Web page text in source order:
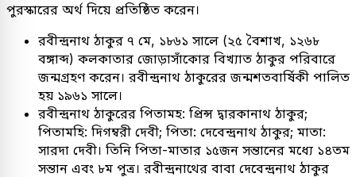
পুরস্কারের অর্থ দিয়ে প্রতিষ্ঠিত করেন।
রবীন্দ্রনাথ ঠাকুর ৭ মে, ১৮৬১ সালে (২৫ বৈশাখ, ১২৬৮
বঙ্গাব্দ) কলকাতার জোড়াসাঁকোর বিখ্যাত ঠাকুর পরিবারে
জন্মগ্রহণ করেন। রবীন্দ্রনাথ ঠাকুরের জন্মশতবার্ষিকী পালিত
হয় ১৯৬১ সালে।
রবীন্দ্রনাথ ঠাকুরের পিতামহ: প্রিন্স দ্বারকানাথ ঠাকুর;
পিতামহি: দিগম্বরী দেবী; পিতা: দেবেন্দ্রনাথ ঠাকুর; মাতা:
সারদা দেবী। তিনি পিতা-মাতার ১৫জন সন্তানের মধ্যে ১৪তম
সন্তান এবং ৮ম পুত্র। রবীন্দ্রনাথের বাবা দেবেন্দ্রনাথ ঠাকুর